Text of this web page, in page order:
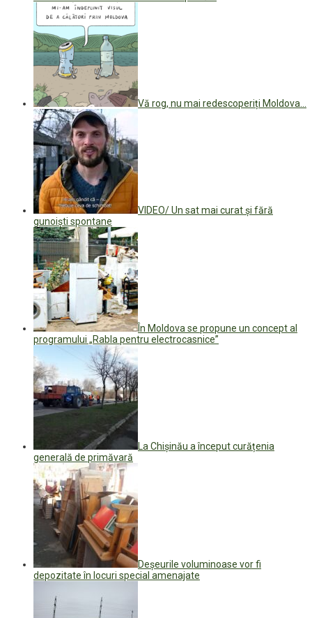
Vă rog, nu mai redescoperiți Moldova…
VIDEO/ Un sat mai curat și fără
gunoiști spontane
În Moldova se propune un concept al
programului „Rabla pentru electrocasnice”
La Chișinău a început curățenia
generală de primăvară
Deșeurile voluminoase vor fi
depozitate în locuri special amenajate